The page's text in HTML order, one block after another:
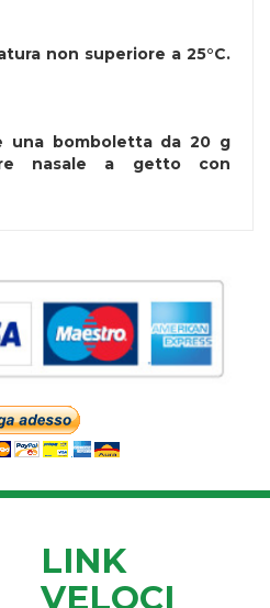
non superiore a 25°C.
una bomboletta da 20 g
nasale a getto con
LINK
VELOCI